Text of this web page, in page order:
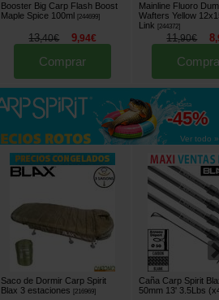
Booster Big Carp Flash Boost
Maple Spice 100ml [244699]
13,40€ 9,94€
Comprar
Mainline Fluoro
Wafters Yellow
Link
[244372]
11,90€ 8,
hasta
-45%
Ver todo »
Saco de Dormir Carp Spirit
Blax 3 estaciones
[216969]
Caña Carp Spirit
50mm 13' 3.5Lbs